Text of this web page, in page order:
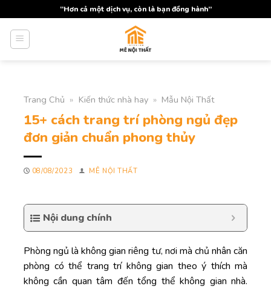
to
content
“Hơn cả một dịch vụ, còn là bạn đồng hành”
Trang Chủ » Kiến thức nhà hay » Mẫu Nội Thất
15+ cách trang trí phòng ngủ đẹp
đơn giản chuẩn phong thủy
08/08/2023 MÊ NỘI THẤT
Nội dung chính
Phòng ngủ là không gian riêng tư, nơi mà chủ nhân căn
phòng có thể trang trí không gian theo ý thích mà
không cần quan tâm đến tổng thể không gian nhà.